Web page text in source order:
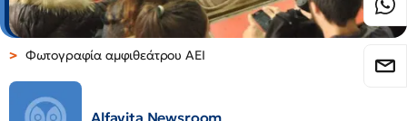
Φωτογραφία αμφιθεάτρου ΑΕΙ